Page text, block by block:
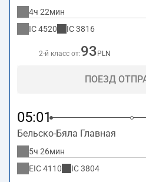
4ч 22мин
IC4520 IC3816
2-й класс от:93 PLN
ПОЕЗД
05:01
Бельско-Бяла Главная
5ч 26мин
EIC4110 IC3804